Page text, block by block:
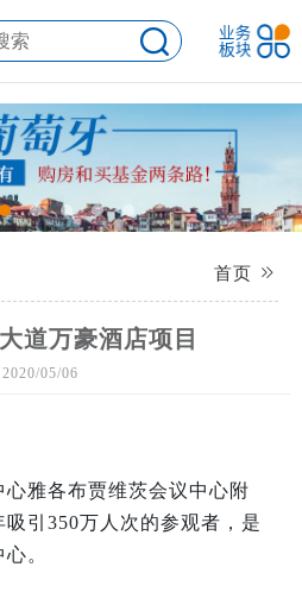
首页
道万豪酒店项目
2020/05/06
雅各布贾维茨会议中心附
引350万人次的参观者，是
。